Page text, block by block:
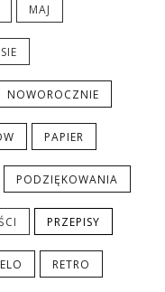
MAJ
NOWOROCZNIE
PAPIER
PODZIĘKOWANIA
PRZEPISY
RETRO